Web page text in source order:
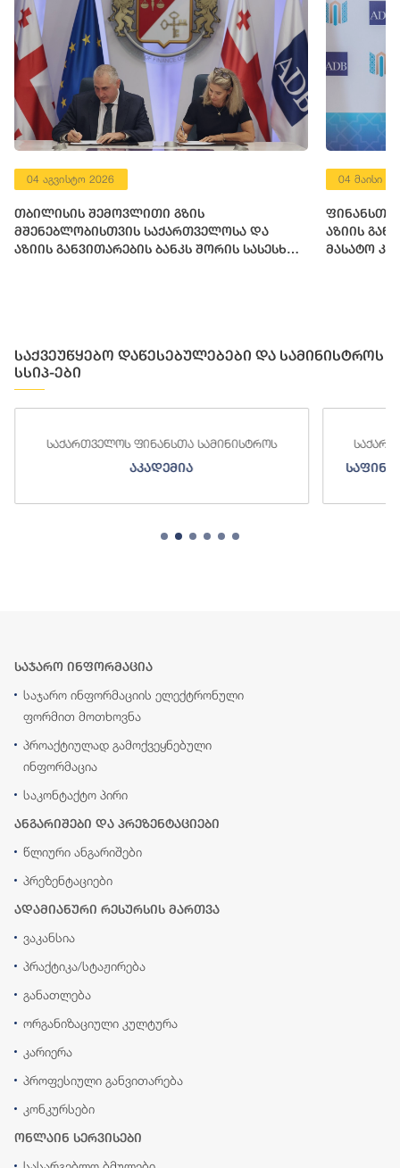
04 აგვისტო 2026
თბილისის შემოვლითი გზის
მშენებლობისთვის საქართველოსა და
აზიის განვითარების ბანკს შორის სასესხო
04 მაისი
ფინანსთა
აზიის
მასატო
საქვეუწყებო დაწესებულებები და სამინისტროს
სსიპ-ები
საქართველოს ფინანსთა სამინისტროს
აკადემია
საჯარო ინფორმაცია
საჯარო ინფორმაციის ელექტრონული
ფორმით მოთხოვნა
პროაქტიულად გამოქვეყნებული
ინფორმაცია
საკონტაქტო პირი
ანგარიშები და პრეზენტაციები
წლიური ანგარიშები
პრეზენტაციები
ადამიანური რესურსის მართვა
ვაკანსია
პრაქტიკა/სტაჟირება
განათლება
ორგანიზაციული კულტურა
კარიერა
პროფესიული განვითარება
კონკურსები
ონლაინ სერვისები